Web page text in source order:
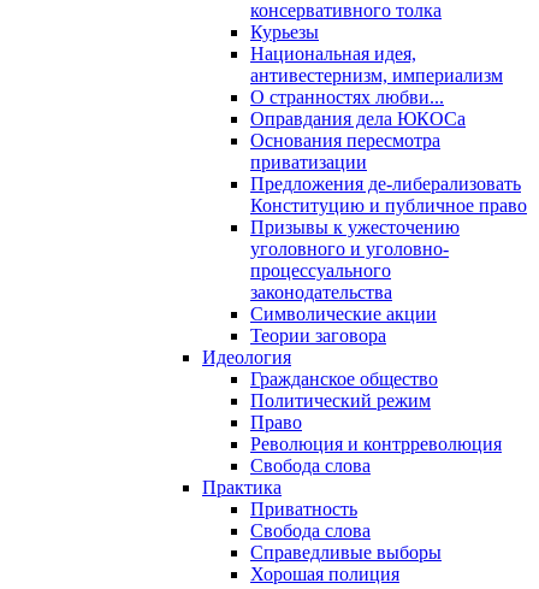
консервативного толка
Курьезы
Национальная идея,
антивестернизм, империализм
О странностях любви...
Оправдания дела ЮКОСа
Основания пересмотра
приватизации
Предложения де-либерализовать
Конституцию и публичное право
Призывы к ужесточению
уголовного и уголовно-
процессуального
законодательства
Символические акции
Теории заговора
Идеология
Гражданское общество
Политический режим
Право
Революция и контрреволюция
Свобода слова
Практика
Приватность
Свобода слова
Справедливые выборы
Хорошая полиция